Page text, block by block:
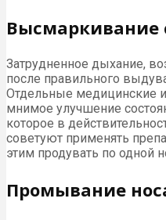
Высмаркивание
Затрудненное дыхание,
после правильного
Отдельные медицинские
мнимое улучшение
которое в
советуют применять
этим продувать по одной
Промывание